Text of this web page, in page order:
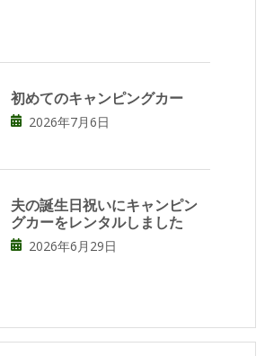
初めてのキャンピングカー
2026年7月6日
夫の誕生日祝いにキャンピン
グカーをレンタルしました
2026年6月29日